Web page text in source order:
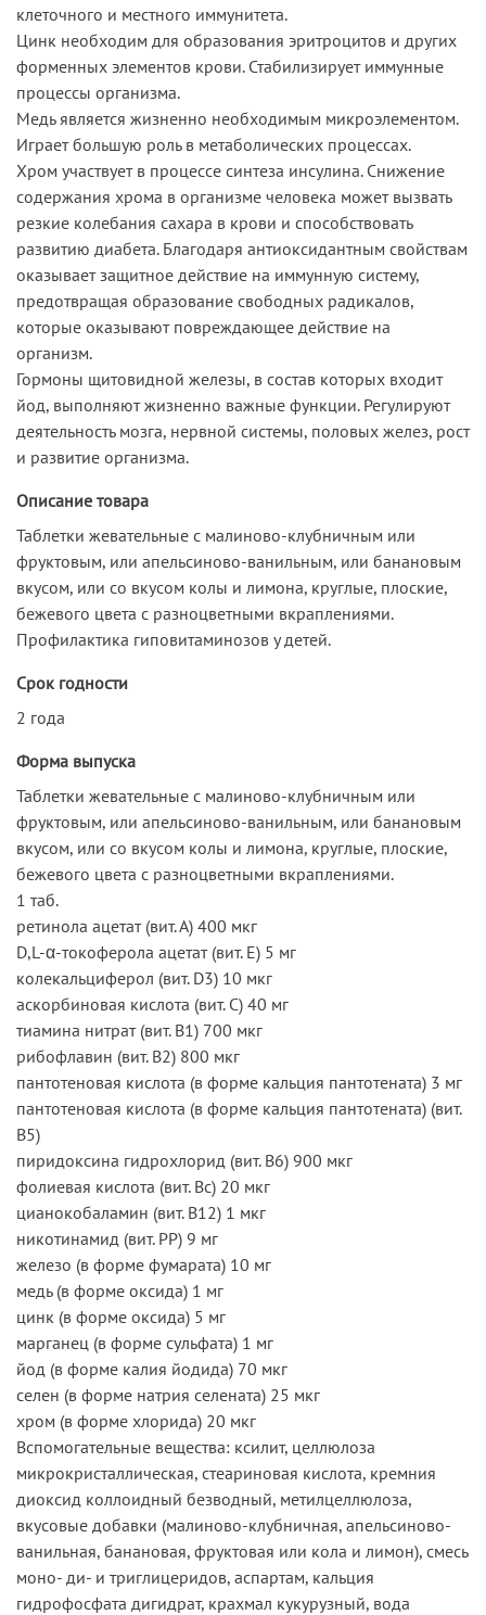
клеточного и местного иммунитета.
Цинк необходим для образования эритроцитов и других
форменных элементов крови. Стабилизирует иммунные
процессы организма.
Медь является жизненно необходимым микроэлементом.
Играет большую роль в метаболических процессах.
Хром участвует в процессе синтеза инсулина. Снижение
содержания хрома в организме человека может вызвать
резкие колебания сахара в крови и способствовать
развитию диабета. Благодаря антиоксидантным свойствам
оказывает защитное действие на иммунную систему,
предотвращая образование свободных радикалов,
которые оказывают повреждающее действие на
организм.
Гормоны щитовидной железы, в состав которых входит
йод, выполняют жизненно важные функции. Регулируют
деятельность мозга, нервной системы, половых желез, рост
и развитие организма.
Описание товара
Таблетки жевательные с малиново-клубничным или
фруктовым, или апельсиново-ванильным, или банановым
вкусом, или со вкусом колы и лимона, круглые, плоские,
бежевого цвета с разноцветными вкраплениями.
Профилактика гиповитаминозов у детей.
Срок годности
2 года
Форма выпуска
Таблетки жевательные с малиново-клубничным или
фруктовым, или апельсиново-ванильным, или банановым
вкусом, или со вкусом колы и лимона, круглые, плоские,
бежевого цвета с разноцветными вкраплениями.
1 таб.
ретинола ацетат (вит. А) 400 мкг
D,L-α-токоферола ацетат (вит. E) 5 мг
колекальциферол (вит. D3) 10 мкг
аскорбиновая кислота (вит. С) 40 мг
тиамина нитрат (вит. B1) 700 мкг
рибофлавин (вит. B2) 800 мкг
пантотеновая кислота (в форме кальция пантотената) 3 мг
пантотеновая кислота (в форме кальция пантотената) (вит.
В5)
пиридоксина гидрохлорид (вит. B6) 900 мкг
фолиевая кислота (вит. Bc) 20 мкг
цианокобаламин (вит. B12) 1 мкг
никотинамид (вит. PP) 9 мг
железо (в форме фумарата) 10 мг
медь (в форме оксида) 1 мг
цинк (в форме оксида) 5 мг
марганец (в форме сульфата) 1 мг
йод (в форме калия йодида) 70 мкг
селен (в форме натрия селената) 25 мкг
хром (в форме хлорида) 20 мкг
Вспомогательные вещества: ксилит, целлюлоза
микрокристаллическая, стеариновая кислота, кремния
диоксид коллоидный безводный, метилцеллюлоза,
вкусовые добавки (малиново-клубничная, апельсиново-
ванильная, банановая, фруктовая или кола и лимон), смесь
моно- ди- и триглицеридов, аспартам, кальция
гидрофосфата дигидрат, крахмал кукурузный, вода